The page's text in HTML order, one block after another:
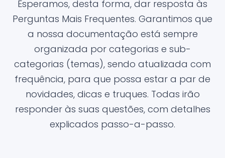
Esperamos, desta forma, dar resposta às
Perguntas Mais Frequentes. Garantimos que
a nossa documentação está sempre
organizada por categorias e sub-
categorias (temas), sendo atualizada com
frequência, para que possa estar a par de
novidades, dicas e truques. Todas irão
responder às suas questões, com detalhes
explicados passo-a-passo.